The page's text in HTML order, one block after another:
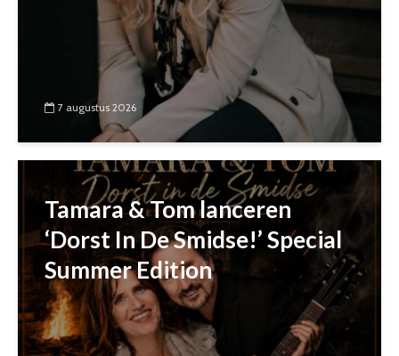
7 augustus 2026
Tamara & Tom lanceren
‘Dorst In De Smidse!’ Special
Summer Edition